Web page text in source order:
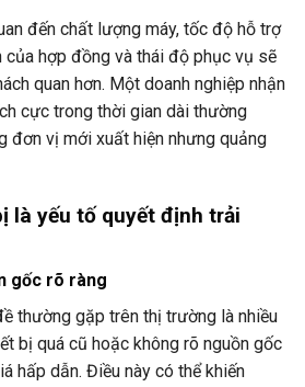
đến chất lượng máy, tốc độ hỗ trợ
của hợp đồng và thái độ phục vụ sẽ
quan hơn. Một doanh nghiệp nhận
cực trong thời gian dài thường
đơn vị mới xuất hiện nhưng quảng
là yếu tố quyết định trải
gốc rõ ràng
thường gặp trên thị trường là nhiều
bị quá cũ hoặc không rõ nguồn gốc
hấp dẫn. Điều này có thể khiến